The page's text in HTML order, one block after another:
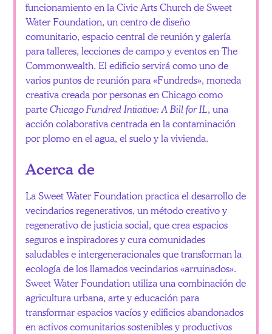
funcionamiento en la Civic Arts Church de Sweet
Water Foundation, un centro de diseño
comunitario, espacio central de reunión y galería
para talleres, lecciones de campo y eventos en The
Commonwealth. El edificio servirá como uno de
varios puntos de reunión para «Fundreds», moneda
creativa creada por personas en Chicago como
parteChicago Fundred Intiative: A Bill for IL, una
acción colaborativa centrada en la contaminación
por plomo en el agua, el suelo y la vivienda.
Acerca de
La Sweet Water Foundation practica el desarrollo de
vecindarios regenerativos, un método creativo y
regenerativo de justicia social, que crea espacios
seguros e inspiradores y cura comunidades
saludables e intergeneracionales que transforman la
ecología de los llamados vecindarios «arruinados».
Sweet Water Foundation utiliza una combinación de
agricultura urbana, arte y educación para
transformar espacios vacíos y edificios abandonados
en activos comunitarios sostenibles y productivos